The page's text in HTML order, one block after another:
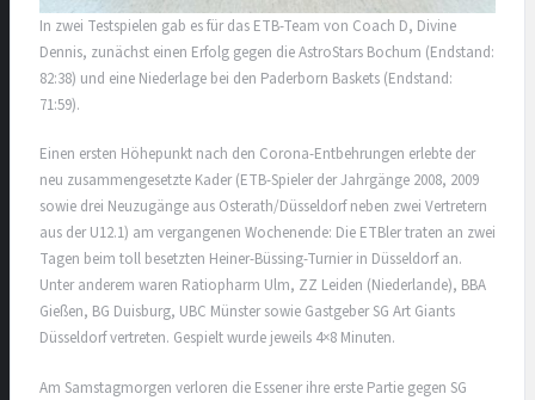
In zwei Testspielen gab es für das ETB-Team von Coach D, Divine
Dennis, zunächst einen Erfolg gegen die AstroStars Bochum (Endstand:
82:38) und eine Niederlage bei den Paderborn Baskets (Endstand:
71:59).
Einen ersten Höhepunkt nach den Corona-Entbehrungen erlebte der
neu zusammengesetzte Kader (ETB-Spieler der Jahrgänge 2008, 2009
sowie drei Neuzugänge aus Osterath/Düsseldorf neben zwei Vertretern
aus der U12.1) am vergangenen Wochenende: Die ETBler traten an zwei
Tagen beim toll besetzten Heiner-Büssing-Turnier in Düsseldorf an.
Unter anderem waren Ratiopharm Ulm, ZZ Leiden (Niederlande), BBA
Gießen, BG Duisburg, UBC Münster sowie Gastgeber SG Art Giants
Düsseldorf vertreten. Gespielt wurde jeweils 4×8 Minuten.
Am Samstagmorgen verloren die Essener ihre erste Partie gegen SG